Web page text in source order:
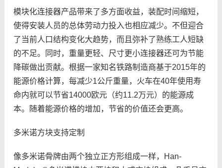
模块化连接器产品带来了多方面收益，装配时间缩短，
使得安装人员的总体劳动力投入也相应减少。不但迎合
了当前人口结构变化大趋势，而且弥补了熟练工人短缺
的不足。同时，重量更轻、尺寸更小连接器还可为节能
降碳做出贡献。根据一家知名铁路制造商基于2015年的
能源价格计算，每减少1公斤重量，火车在40年使用寿
命内就可以节省14000欧元（约11.2万元）的能源成
本。随着能源价格的增加，节省的价值还会更高。
多米诺方块支持定制
像多米诺骨牌由两个独立正方形组成一样，Han-